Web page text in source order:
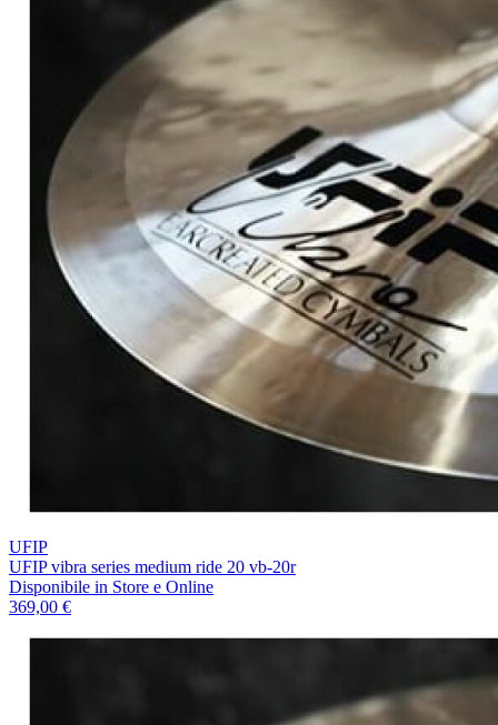
UFIP
UFIP vibra series medium ride 20 vb-20r
Disponibile in Store e Online
369,00 €